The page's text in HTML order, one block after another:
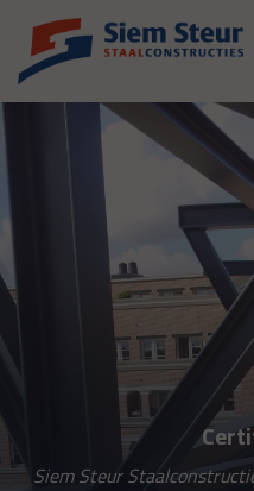
Siem Steur